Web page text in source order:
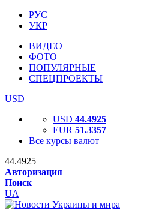
РУС
УКР
ВИДЕО
ФОТО
ПОПУЛЯРНЫЕ
СПЕЦПРОЕКТЫ
USD
USD 44.4925
EUR 51.3357
Все курсы валют
44.4925
Авторизация
Поиск
UA